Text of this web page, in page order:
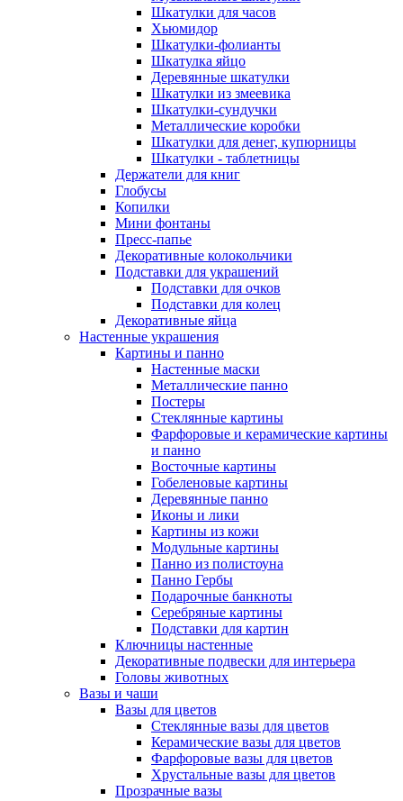
Шкатулки для часов
Хьюмидор
Шкатулки-фолианты
Шкатулка яйцо
Деревянные шкатулки
Шкатулки из змеевика
Шкатулки-сундучки
Металлические коробки
Шкатулки для денег, купюрницы
Шкатулки - таблетницы
Держатели для книг
Глобусы
Копилки
Мини фонтаны
Пресс-папье
Декоративные колокольчики
Подставки для украшений
Подставки для очков
Подставки для колец
Декоративные яйца
Настенные украшения
Картины и панно
Настенные маски
Металлические панно
Постеры
Стеклянные картины
Фарфоровые и керамические картины
и панно
Восточные картины
Гобеленовые картины
Деревянные панно
Иконы и лики
Картины из кожи
Модульные картины
Панно из полистоуна
Панно Гербы
Подарочные банкноты
Серебряные картины
Подставки для картин
Ключницы настенные
Декоративные подвески для интерьера
Головы животных
Вазы и чаши
Вазы для цветов
Стеклянные вазы для цветов
Керамические вазы для цветов
Фарфоровые вазы для цветов
Хрустальные вазы для цветов
Прозрачные вазы